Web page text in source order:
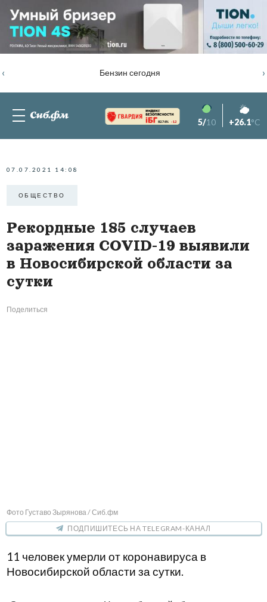
Бензин сегодня
‹ ›
82.76% -1.2 5/10 +26.1°C
07.07.2021 14:08
ОБЩЕСТВО
Рекордные 185 случаев
заражения COVID-19 выявили
в Новосибирской области за
сутки
Поделиться
Фото Густаво Зырянова / Сиб.фм
ПОДПИШИТЕСЬ НА TELEGRAM-КАНАЛ
11 человек умерли от коронавируса в
Новосибирской области за сутки.